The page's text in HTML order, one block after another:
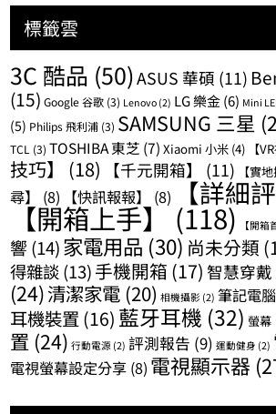
標籤雲
3C 酷品 (50)ASUS 華碩 (11)
(15) Google 谷歌 (3) Lenovo (2) LG 樂金(6) Mini
(5) Philips 飛利浦 (3) SAMSUNG 三星
TCL (3) TOSHIBA 東芝 (7) Xiaomi 小米 (4) 【
技巧】
(18) 【千元開箱】 (11) 【實
尋】
(8) 【快訊報報】 (8) 【詳細
【開箱上手】(118) 【開箱
響 (14)家電用品 (30) 尚未分類
得雜談 (13)手機開箱 (17) 智慧穿戴
(24)清潔家電 (20) 相機攝影 (2) 筆記電腦
耳機裝置 (16) 藍牙耳機 (32) 螢幕
置 (24) 行動電源 (2) 評測報告 (9) 運動健身 (2)
電視螢幕設定分享 (8) 電視顯示器